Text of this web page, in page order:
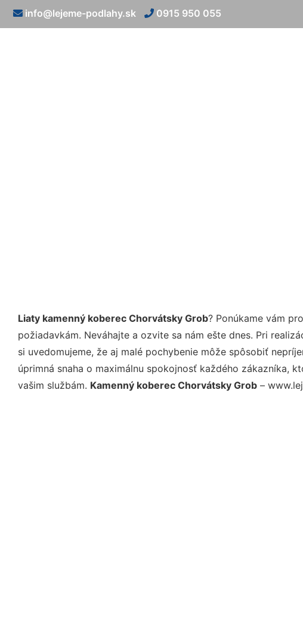
info@lejeme-podlahy.sk 0915 950 055
Liaty kamenný koberec Chorvátsky Grob? Ponúkame vám
požiadavkám. Neváhajte a ozvite sa nám ešte dnes. Pri
si uvedomujeme, že aj malé pochybenie môže spôsobiť
úprimná snaha o maximálnu spokojnosť každého zákazníka,
vašim službám. Kamenný koberec Chorvátsky Grob –